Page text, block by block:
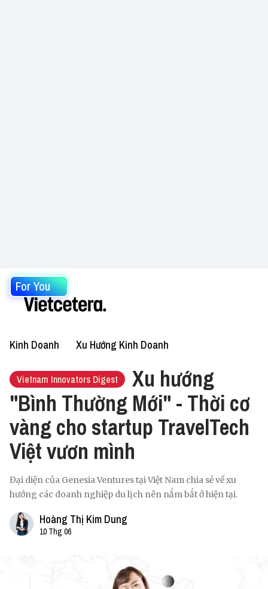
For You
Kinh Doanh Xu Hướng Kinh Doanh
Vietnam Innovators Digest
Xu hướng
"Bình Thường Mới" - Thời cơ
vàng cho startup TravelTech
Việt vươn mình
Đại diện của Genesia Ventures tại Việt Nam chia sẻ về xu
hướng các doanh nghiệp du lịch nên nắm bắt ở hiện tại.
Hoàng Thị Kim Dung
10 Thg 06